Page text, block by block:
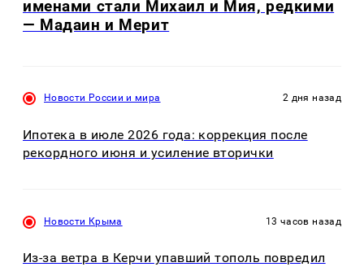
именами стали Михаил и Мия, редкими
— Мадаин и Мерит
Новости России и мира 2 дня назад
Ипотека в июле 2026 года: коррекция после
рекордного июня и усиление вторички
Новости Крыма 13 часов назад
Из-за ветра в Керчи упавший тополь повредил